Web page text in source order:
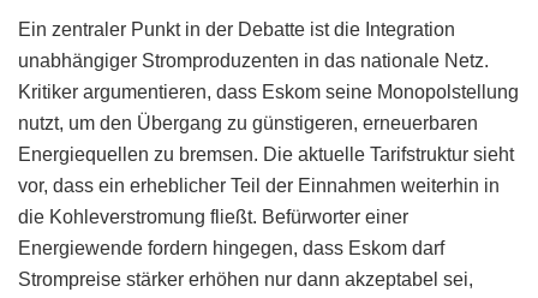
Ein zentraler Punkt in der Debatte ist die Integration
unabhängiger Stromproduzenten in das nationale Netz.
Kritiker argumentieren, dass Eskom seine Monopolstellung
nutzt, um den Übergang zu günstigeren, erneuerbaren
Energiequellen zu bremsen. Die aktuelle Tarifstruktur sieht
vor, dass ein erheblicher Teil der Einnahmen weiterhin in
die Kohleverstromung fließt. Befürworter einer
Energiewende fordern hingegen, dass Eskom darf
Strompreise stärker erhöhen nur dann akzeptabel sei,